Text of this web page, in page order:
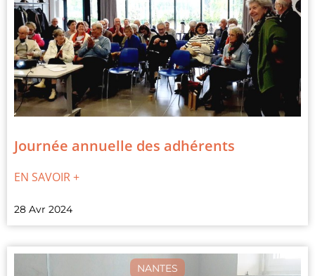
Journée annuelle des adhérents
EN SAVOIR +
28 Avr 2024
NANTES